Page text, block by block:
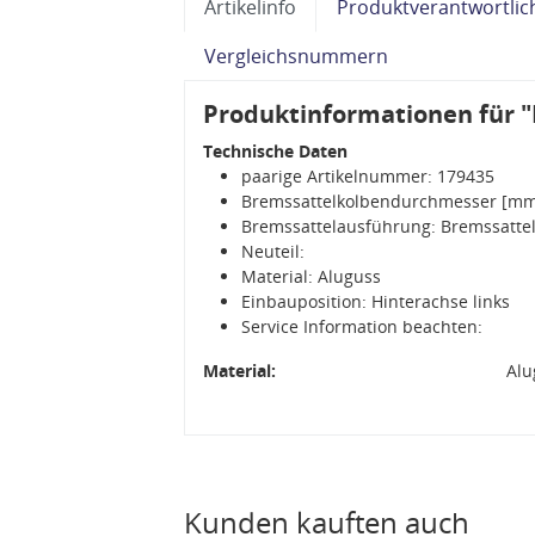
Artikelinfo
Vergleichsnummern
Produktinformationen für
Technische Daten
paarige Artikelnummer: 179435
Bremssattelkolbendurchmesser
Bremssattelausführung:
Neuteil:
Material: Aluguss
Einbauposition: Hinterachse links
Service Information beachten:
Material:
Kunden kauften auch